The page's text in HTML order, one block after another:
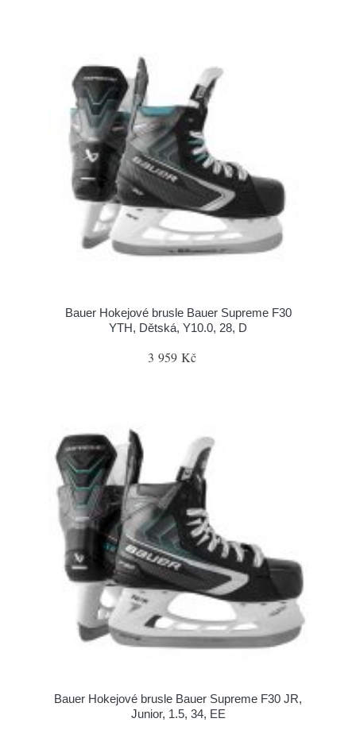
Bauer Hokejové brusle Bauer Supreme F30
YTH, Dětská, Y10.0, 28, D
3 959 Kč
Bauer Hokejové brusle Bauer Supreme F30 JR,
Junior, 1.5, 34, EE